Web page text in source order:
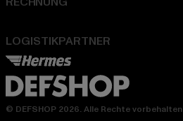
LOGISTIKPARTNER
© DEFSHOP 2026. Alle Rechte vorbehalten